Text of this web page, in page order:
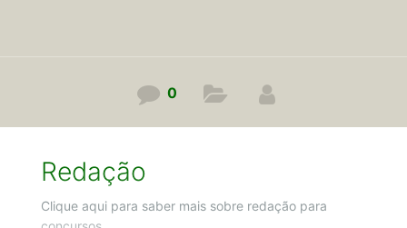
0
Redação
Clique aqui para saber mais sobre redação para